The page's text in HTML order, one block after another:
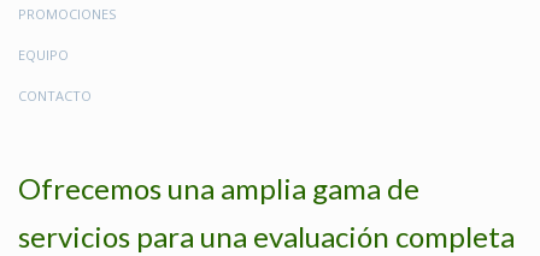
PROMOCIONES
EQUIPO
CONTACTO
Ofrecemos una amplia gama de
servicios para una evaluación completa